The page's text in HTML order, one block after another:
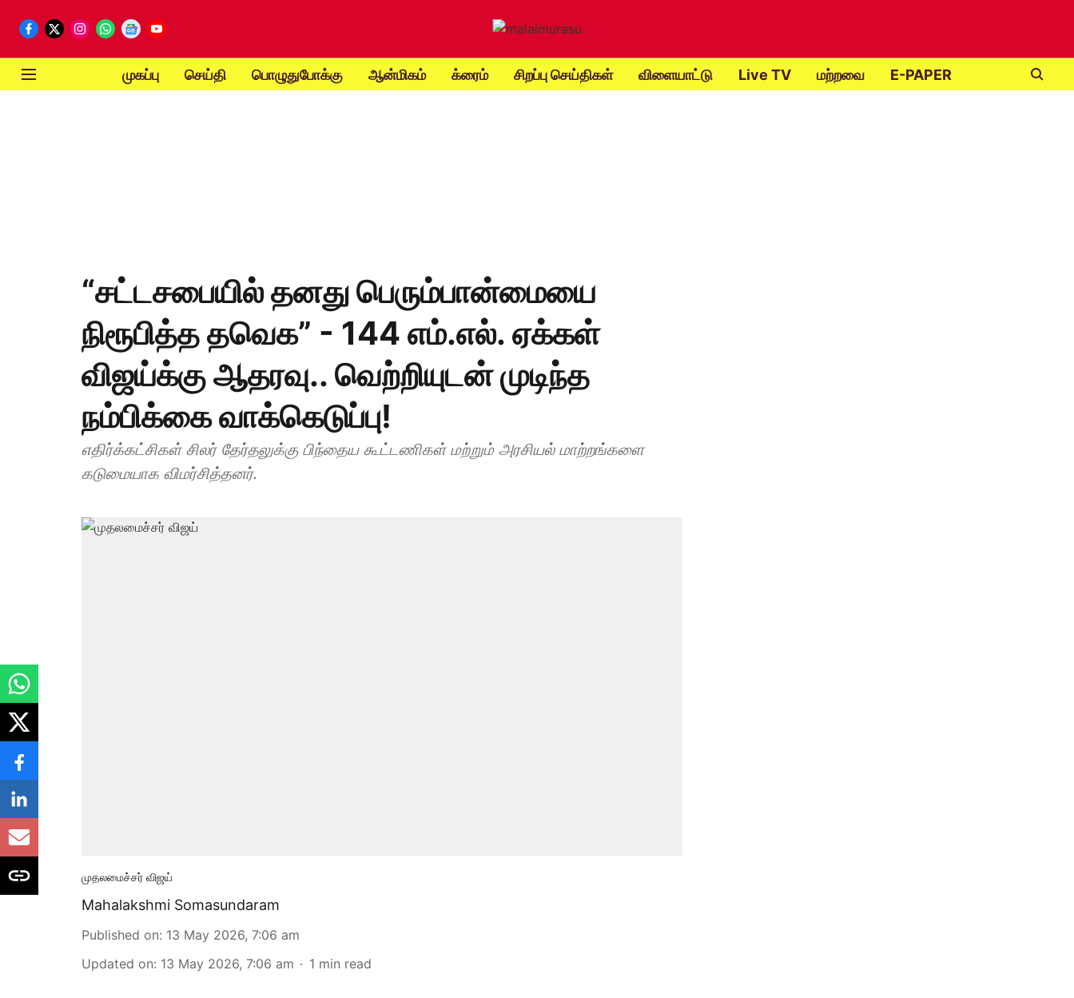
முகப்பு செய்தி பொழுதுபோக்கு ஆன்மிகம் க்ரைம் சிறப்பு செய்திகள் விளையாட்டு Live TV மற்றவை E-PAPER
“சட்டசபையில் தனது பெரும்பான்மையை
நிரூபித்த தவெக” - 144 எம்.எல். ஏக்கள்
விஜய்க்கு ஆதரவு.. வெற்றியுடன் முடிந்த
நம்பிக்கை வாக்கெடுப்பு!
எதிர்க்கட்சிகள் சிலர் தேர்தலுக்கு பிந்தைய கூட்டணிகள் மற்றும் அரசியல் மாற்றங்களை
கடுமையாக விமர்சித்தனர்.
முதலமைச்சர் விஜய்
Mahalakshmi Somasundaram
Published on: 13 May 2026, 7:06 am
Updated on: 13 May 2026, 7:06 am 1 min read